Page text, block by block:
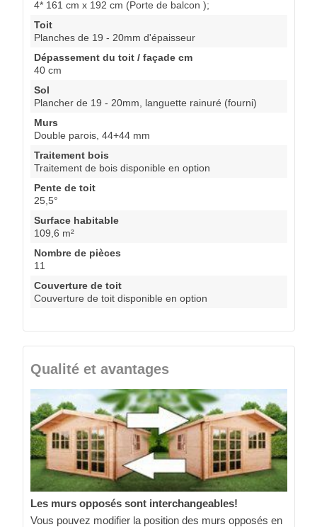
4* 161 cm x 192 cm (Porte de balcon );
Toit
Planches de 19 - 20mm d'épaisseur
Dépassement du toit / façade cm
40 cm
Sol
Plancher de 19 - 20mm, languette rainuré (fourni)
Murs
Double parois, 44+44 mm
Traitement bois
Traitement de bois disponible en option
Pente de toit
25,5°
Surface habitable
109,6 m²
Nombre de pièces
11
Couverture de toit
Couverture de toit disponible en option
Qualité et avantages
Les murs opposés sont interchangeables!
Vous pouvez modifier la position des murs opposés en